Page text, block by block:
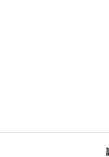
Cookie(クッキー)が保存
ます。Cookie(クッキー)の
を撤回したりするにあたっ
）情報の取り扱いについ
。